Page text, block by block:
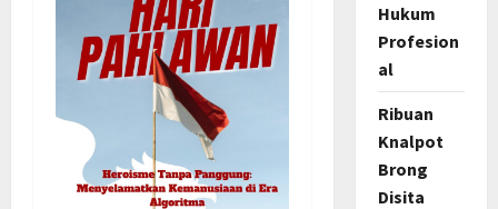
Hukum
Profesion
al
Ribuan
Knalpot
Brong
Disita